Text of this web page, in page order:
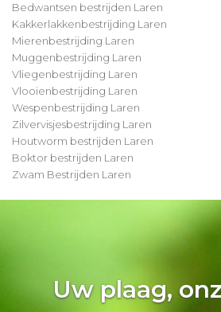
Bedwantsen bestrijden Laren
Kakkerlakkenbestrijding Laren
Mierenbestrijding Laren
Muggenbestrijding Laren
Vliegenbestrijding Laren
Vlooienbestrijding Laren
Wespenbestrijding Laren
Zilvervisjesbestrijding Laren
Houtworm bestrijden Laren
Boktor bestrijden Laren
Zwam Bestrijden Laren
Uw plaag,